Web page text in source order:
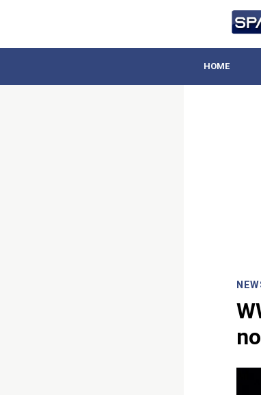
HOME